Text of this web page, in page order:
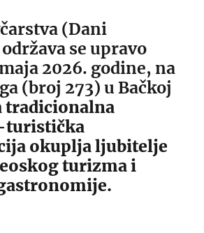
(Dani
se upravo
2026. godine, na
(broj 273) u Bačkoj
tradicionalna
turistička
okuplja ljubitelje
turizma i